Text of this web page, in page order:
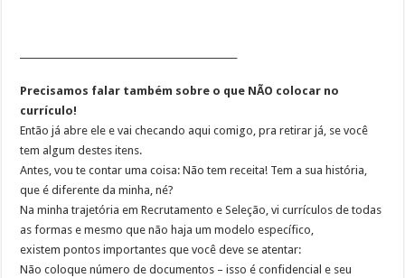
Precisamos falar também sobre o que NÃO colocar no
currículo!
Então já abre ele e vai checando aqui comigo, pra retirar já, se você
tem algum destes itens.
Antes, vou te contar uma coisa: Não tem receita! Tem a sua história,
que é diferente da minha, né?
Na minha trajetória em Recrutamento e Seleção, vi currículos de todas
as formas e mesmo que não haja um modelo específico,
existem pontos importantes que você deve se atentar:
Não coloque número de documentos – isso é confidencial e seu